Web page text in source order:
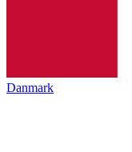
Danmark